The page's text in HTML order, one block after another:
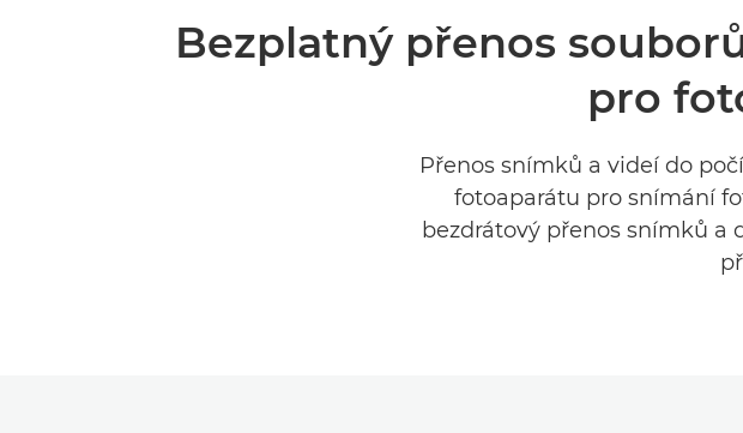
Bezplatný přenos
pro
Přenos snímků a videí do
fotoaparátu pro snímání
bezdrátový přenos snímků a